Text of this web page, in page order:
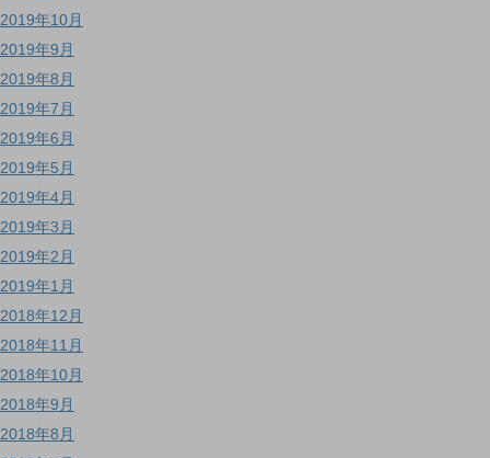
2019年10月
2019年9月
2019年8月
2019年7月
2019年6月
2019年5月
2019年4月
2019年3月
2019年2月
2019年1月
2018年12月
2018年11月
2018年10月
2018年9月
2018年8月